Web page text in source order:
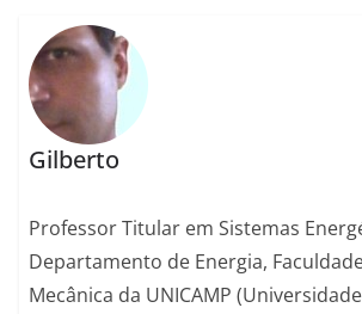
Gilberto
Professor Titular em Sistemas
Departamento de Energia,
Mecânica da UNICAMP